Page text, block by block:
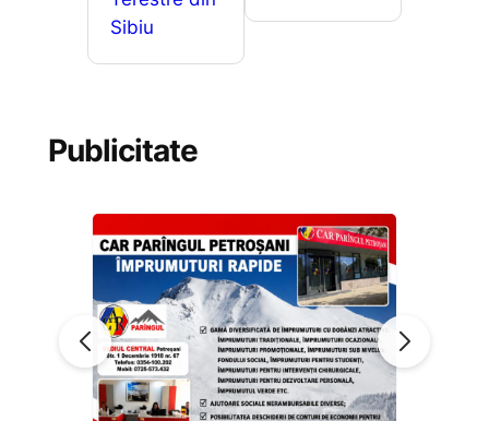
Sibiu
Publicitate